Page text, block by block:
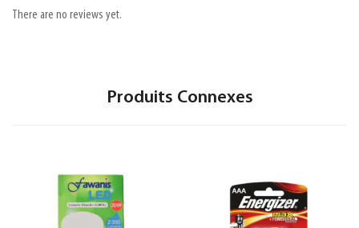
There are no reviews yet.
Produits Connexes